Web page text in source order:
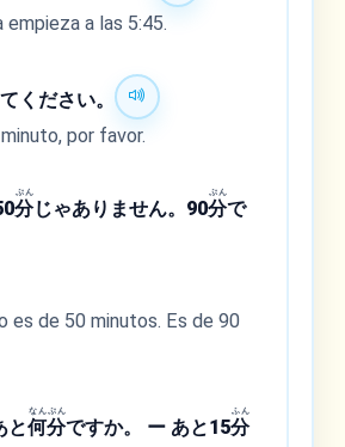
empieza a las 5:45.
ください。
por favor.
分
ぷん
じゃありません。90分
ぷん
で
es de 50 minutos. Es de 90
と何
なん
分
ぷん
ですか。 ー あと15分
ふん